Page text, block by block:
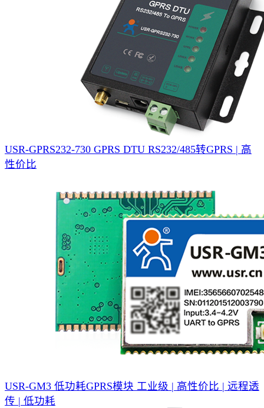
USR-GPRS232-730 GPRS DTU RS232/485转GPRS | 高
性价比
USR-GM3 低功耗GPRS模块 工业级 | 高性价比 | 远程透
传 | 低功耗